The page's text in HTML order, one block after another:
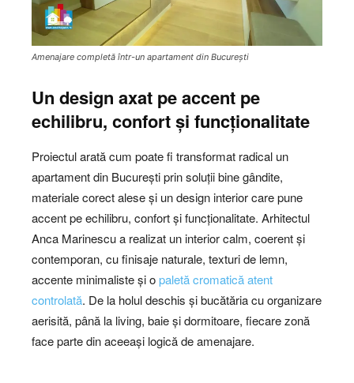
Amenajare completă într-un apartament din București
Un design axat pe accent pe
echilibru, confort și funcționalitate
Proiectul arată cum poate fi transformat radical un
apartament din București prin soluții bine gândite,
materiale corect alese și un design interior care pune
accent pe echilibru, confort și funcționalitate. Arhitectul
Anca Marinescu a realizat un interior calm, coerent și
contemporan, cu finisaje naturale, texturi de lemn,
accente minimaliste și opaletă cromatică atent
controlată. De la holul deschis și bucătăria cu organizare
aerisită, până la living, baie și dormitoare, fiecare zonă
face parte din aceeași logică de amenajare.